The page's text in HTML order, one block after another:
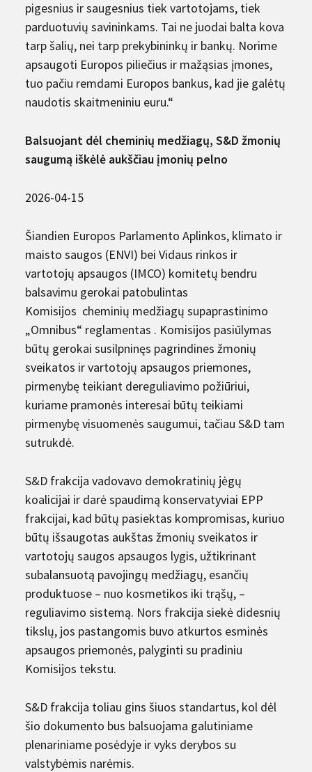
pigesnius ir saugesnius tiek vartotojams, tiek
parduotuvių savininkams. Tai ne juodai balta kova
tarp šalių, nei tarp prekybininkų ir bankų. Norime
apsaugoti Europos piliečius ir mažąsias įmones,
tuo pačiu remdami Europos bankus, kad jie galėtų
naudotis skaitmeniniu euru.“
Balsuojant dėl ​​cheminių medžiagų, S&D žmonių
saugumą iškėlė aukščiau įmonių pelno
2026-04-15
Šiandien Europos Parlamento Aplinkos, klimato ir
maisto saugos (ENVI) bei Vidaus rinkos ir
vartotojų apsaugos (IMCO) komitetų bendru
balsavimu gerokai patobulintas
Komisijos cheminių medžiagų supaprastinimo
„Omnibus“ reglamentas . Komisijos pasiūlymas
būtų gerokai susilpninęs pagrindines žmonių
sveikatos ir vartotojų apsaugos priemones,
pirmenybę teikiant dereguliavimo požiūriui,
kuriame pramonės interesai būtų teikiami
pirmenybę visuomenės saugumui, tačiau S&D tam
sutrukdė.
S&D frakcija vadovavo demokratinių jėgų
koalicijai ir darė spaudimą konservatyviai EPP
frakcijai, kad būtų pasiektas kompromisas, kuriuo
būtų išsaugotas aukštas žmonių sveikatos ir
vartotojų saugos apsaugos lygis, užtikrinant
subalansuotą pavojingų medžiagų, esančių
produktuose – nuo ​​kosmetikos iki trąšų, –
reguliavimo sistemą. Nors frakcija siekė didesnių
tikslų, jos pastangomis buvo atkurtos esminės
apsaugos priemonės, palyginti su pradiniu
Komisijos tekstu.
S&D frakcija toliau gins šiuos standartus, kol dėl
šio dokumento bus balsuojama galutiniame
plenariniame posėdyje ir vyks derybos su
valstybėmis narėmis.